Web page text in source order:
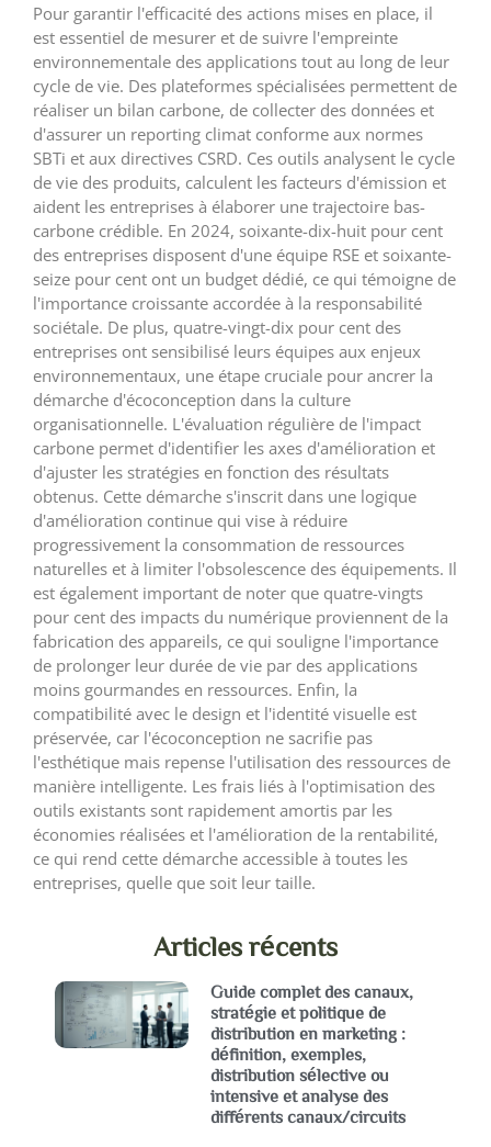
Pour garantir l'efficacité des actions mises en place, il
est essentiel de mesurer et de suivre l'empreinte
environnementale des applications tout au long de leur
cycle de vie. Des plateformes spécialisées permettent de
réaliser un bilan carbone, de collecter des données et
d'assurer un reporting climat conforme aux normes
SBTi et aux directives CSRD. Ces outils analysent le cycle
de vie des produits, calculent les facteurs d'émission et
aident les entreprises à élaborer une trajectoire bas-
carbone crédible. En 2024, soixante-dix-huit pour cent
des entreprises disposent d'une équipe RSE et soixante-
seize pour cent ont un budget dédié, ce qui témoigne de
l'importance croissante accordée à la responsabilité
sociétale. De plus, quatre-vingt-dix pour cent des
entreprises ont sensibilisé leurs équipes aux enjeux
environnementaux, une étape cruciale pour ancrer la
démarche d'écoconception dans la culture
organisationnelle. L'évaluation régulière de l'impact
carbone permet d'identifier les axes d'amélioration et
d'ajuster les stratégies en fonction des résultats
obtenus. Cette démarche s'inscrit dans une logique
d'amélioration continue qui vise à réduire
progressivement la consommation de ressources
naturelles et à limiter l'obsolescence des équipements. Il
est également important de noter que quatre-vingts
pour cent des impacts du numérique proviennent de la
fabrication des appareils, ce qui souligne l'importance
de prolonger leur durée de vie par des applications
moins gourmandes en ressources. Enfin, la
compatibilité avec le design et l'identité visuelle est
préservée, car l'écoconception ne sacrifie pas
l'esthétique mais repense l'utilisation des ressources de
manière intelligente. Les frais liés à l'optimisation des
outils existants sont rapidement amortis par les
économies réalisées et l'amélioration de la rentabilité,
ce qui rend cette démarche accessible à toutes les
entreprises, quelle que soit leur taille.
Articles récents
Guide complet des canaux,
stratégie et politique de
distribution en marketing :
définition, exemples,
distribution sélective ou
intensive et analyse des
différents canaux/circuits